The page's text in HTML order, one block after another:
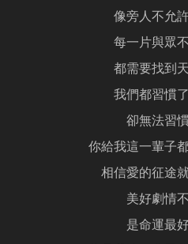
像旁人不允
每一片與眾
都需要找到
我們都習慣
卻無法習
你給我這一輩子
相信愛的征途
美好劇情
是命運最